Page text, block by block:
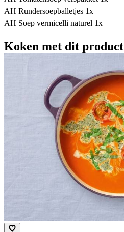
AH Rundersoepballetjes 1x
AH Soep vermicelli naturel 1x
Koken met dit product